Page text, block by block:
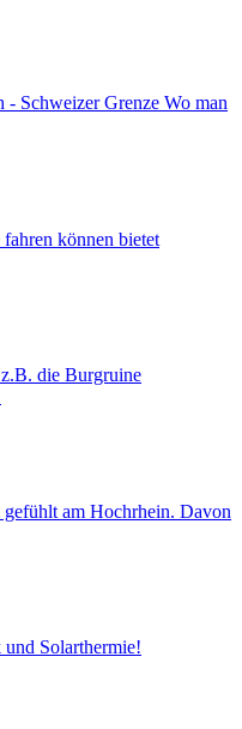
Schweizer Grenze Wo man
können bietet
die Burgruine
am Hochrhein. Davon
Solarthermie!